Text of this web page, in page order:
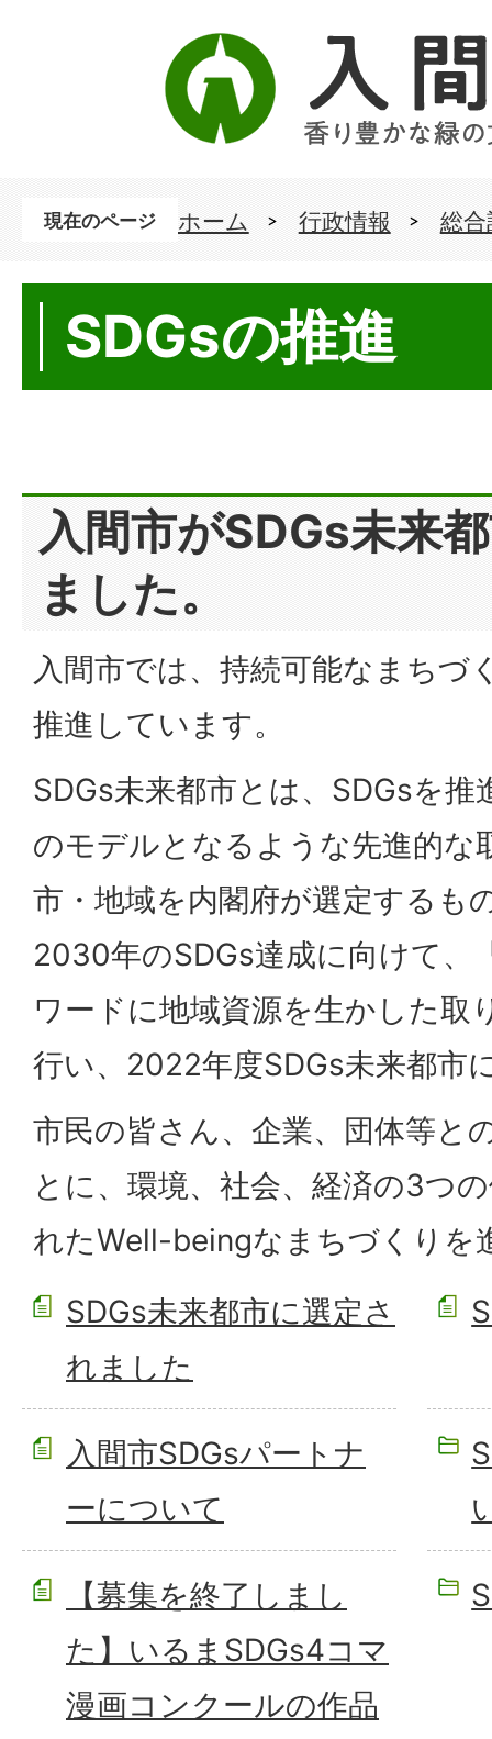
現在のページ ホーム 行政情報 総合
SDGsの推進
入間市がSDGs未来
ました。
入間市では、持続可能なまちづ
推進しています。
SDGs未来都市とは、SDGsを推
のモデルとなるような先進的な
市・地域を内閣府が選定するも
2030年のSDGs達成に向けて、
ワードに地域資源を生かした取
行い、2022年度SDGs未来都市
市民の皆さん、企業、団体等と
とに、環境、社会、経済の3つ
れたWell-beingなまちづくりを
SDGs未来都市に選定さ
れました
入間市SDGsパートナ
ーについて
【募集を終了しまし
た】いるまSDGs4コマ
漫画コンクールの作品